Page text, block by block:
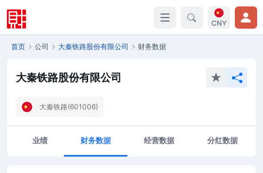
CNY
首页 公司 大秦铁路股份有限公司 财务数据
大秦铁路股份有限公司
大秦铁路(601006)
业绩 财务数据 经营数据 分红数据